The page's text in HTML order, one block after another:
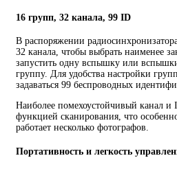
16 групп, 32 канала, 99 ID
В распоряжении
32 канала, чтобы выбрать наименее
запустить одну вспышку или
группу. Для удобства настройки
задаваться 99 беспроводных
Наиболее помехоустойчивый канал и
функцией сканирования, что
работает несколько фотографов.
Портативность и легкость